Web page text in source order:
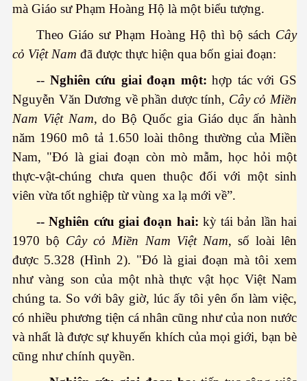
mà Giáo sư Phạm Hoàng Hộ là một biểu tượng.
Theo Giáo sư Phạm Hoàng Hộ thì bộ sách Cây
cỏ Việt Nam đã được thực hiện qua bốn giai đoạn:
-- Nghiên cứu giai đoạn một:hợp tác với GS
Nguyễn Văn Dương về phần dược tính, Cây cỏ Miền
Nam Việt Nam, do Bộ Quốc gia Giáo dục ấn hành
năm 1960 mô tả 1.650 loài thông thường của Miền
Nam, "Đó là giai đoạn còn mò mẫm, học hỏi một
thực-vật-chúng chưa quen thuộc đối với một sinh
viên vừa tốt nghiệp từ vùng xa lạ mới về”.
-- Nghiên cứu giai đoạn hai: kỳ tái bản lần hai
1970 bộ Cây cỏ Miền Nam Việt Nam, số loài lên
được 5.328 (Hình 2). "Đó là giai đoạn mà tôi xem
như vàng son của một nhà thực vật học Việt Nam
chúng ta. So với bây giờ, lúc ấy tôi yên ổn làm việc,
có nhiều phương tiện cá nhân cũng như của non nước
và nhất là được sự khuyến khích của mọi giới, bạn bè
cũng như chính quyền.
dâng cao
trọng
thế giới